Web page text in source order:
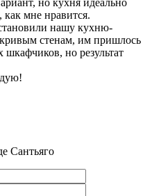
как мне нравится.
нашу кухню-
стенам, им пришлось
но результат
Сантьяго